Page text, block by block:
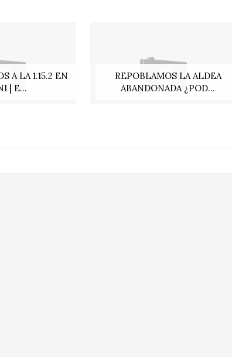
A LA 1.15.2 EN
| E...
REPOBLAMOS LA ALDEA
ABANDONADA ¿POD...